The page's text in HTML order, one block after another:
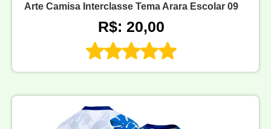
Arte Camisa Interclasse Tema Arara Escolar 09
R$: 20,00